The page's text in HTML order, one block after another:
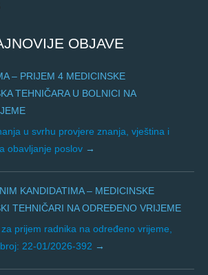
OBJAVE
– PRIJEM 4 MEDICINSKE
TEHNIČARA U BOLNICI NA
u svrhu provjere znanja, vještina i
obavljanje poslov
KANDIDATIMA – MEDICINSKE
TEHNIČARI NA ODREĐENO VRIJEME
prijem radnika na određeno vrijeme,
22-01/2026-392